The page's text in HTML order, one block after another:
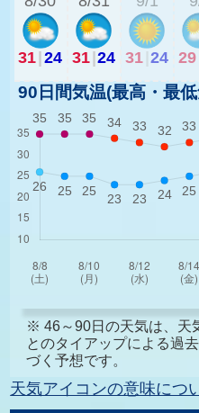
31|24 31|24 31 24 29
90日間気温(最高・最
※ 46～90日の天気は、天
とのタイアップによる過
づく予想です。
天気アイコンの意味につ